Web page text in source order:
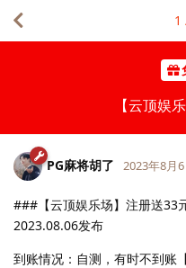
【云顶娱
1
PG麻将胡了 2023年8月6
###【云顶娱乐场】注册送33
2023.08.06发布
到账情况：自测，有时不到账